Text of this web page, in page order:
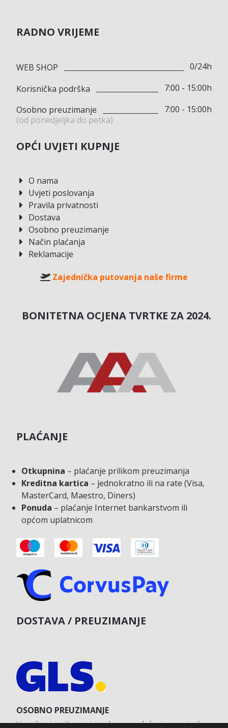
RADNO VRIJEME
WEB SHOP
0/24h
Korisnička podrška
7:00 - 15:00h
Osobno preuzimanje
(od ponedjeljka do petka)
7:00 - 15:00h
OPĆI UVJETI KUPNJE
O nama
Uvjeti poslovanja
Pravila privatnosti
Dostava
Osobno preuzimanje
Način plaćanja
Reklamacije
Zajednička putovanja naše firme
BONITETNA OCJENA TVRTKE ZA 2024.
PLAĆANJE
Otkupnina – plaćanje prilikom preuzimanja
Kreditna kartica – jednokratno ili na rate (Visa,
MasterCard, Maestro, Diners)
Ponuda – plaćanje Internet bankarstvom ili
općom uplatnicom
DOSTAVA / PREUZIMANJE
OSOBNO PREUZIMANJE
U poslovnici u Koprivnici s obvezom plaćanja unaprijed